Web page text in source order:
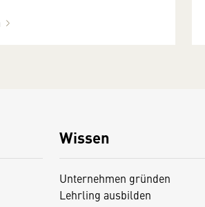
Wissen
Unternehmen gründen
Lehrling ausbilden